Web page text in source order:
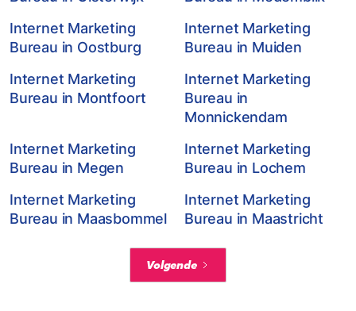
Internet Marketing
Bureau in Oostburg
Internet Marketing
Bureau in Muiden
Internet Marketing
Bureau in Montfoort
Internet Marketing
Bureau in
Monnickendam
Internet Marketing
Bureau in Megen
Internet Marketing
Bureau in Lochem
Internet Marketing
Bureau in Maasbommel
Internet Marketing
Bureau in Maastricht
Volgende